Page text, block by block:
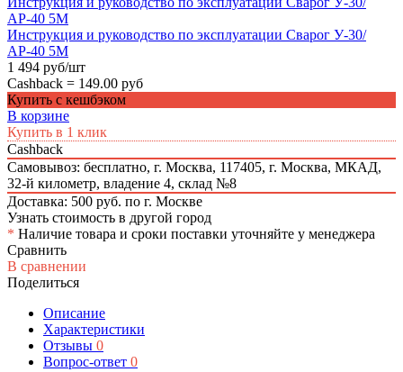
АР-40 5М
Инструкция и руководство по эксплуатации Сварог У-30/
АР-40 5М
1 494 руб/шт
Cashback = 149.00 руб
Купить с кешбэком
В корзине
Купить в 1 клик
Cashback
Самовывоз: бесплатно, г. Москва, 117405, г. Москва, МКАД,
32-й километр, владение 4, склад №8
Доставка: 500 руб. по г. Москве
Узнать стоимость в другой город
* Наличие товара и сроки поставки уточняйте у менеджера
Сравнить
В сравнении
Поделиться
Описание
Характеристики
Отзывы 0
Вопрос-ответ 0